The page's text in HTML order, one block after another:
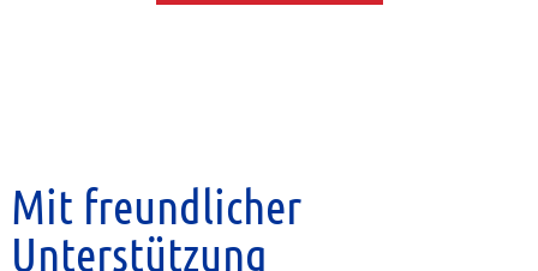
Mit freundlicher
Unterstützung